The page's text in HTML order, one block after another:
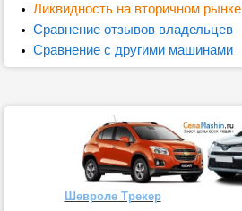
Ликвидность на вторичном рынке
Сравнение отзывов владельцев
Сравнение с другими машинами
Шевроле Трекер